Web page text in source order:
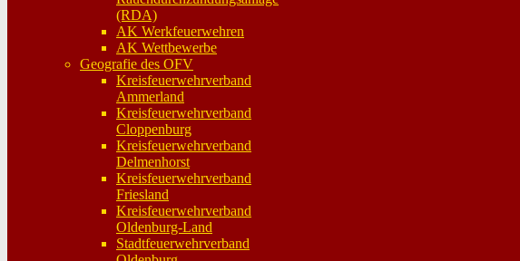
(RDA)
AK Werkfeuerwehren
AK Wettbewerbe
Geografie des OFV
Kreisfeuerwehrverband
Ammerland
Kreisfeuerwehrverband
Cloppenburg
Kreisfeuerwehrverband
Delmenhorst
Kreisfeuerwehrverband
Friesland
Kreisfeuerwehrverband
Oldenburg-Land
Stadtfeuerwehrverband